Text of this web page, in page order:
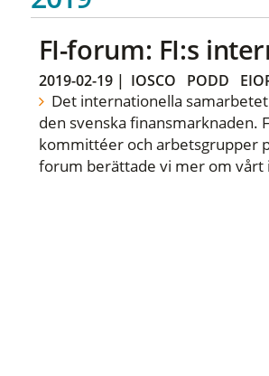
FI-forum: FI:s
2019-02-19| IOSCO PODD
Det internationella
den svenska finansmarknaden.
kommittéer och arbetsgrupper
forum berättade vi mer om